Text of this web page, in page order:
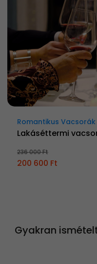
Romantikus Vacsorák
Lakáséttermi
236 000 Ft
200 600 Ft
Gyakran